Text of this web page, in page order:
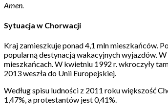
Amen.
Sytuacja w Chorwacji
Kraj zamieszkuje ponad 4,1 mln mieszkańców.
popularną destynacją wakacyjnych wyjazdów.
mieszkańcach. W kwietniu 1992 r. wkroczyły
2013 weszła do Unii Europejskiej.
Według spisu ludności z 2011 roku większość
1,47%, a protestantów jest 0,41%.